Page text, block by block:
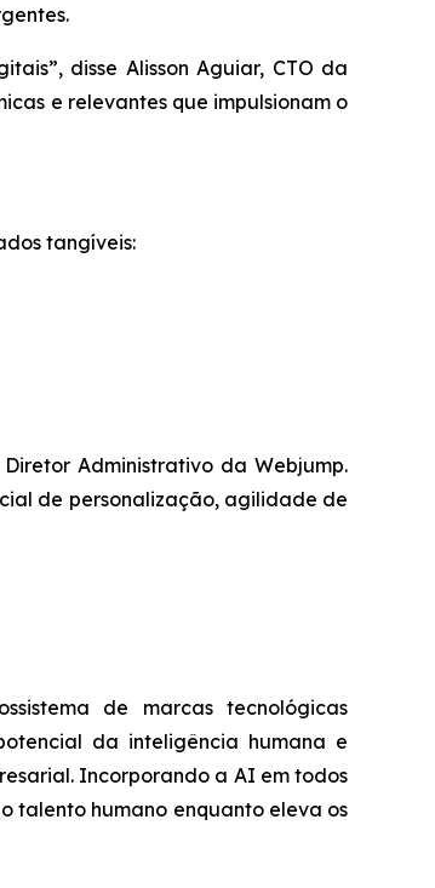
disse Alisson Aguiar, CTO da
e relevantes que impulsionam o
tangíveis:
Administrativo da Webjump.
de personalização, agilidade de
de marcas tecnológicas
da inteligência humana e
Incorporando a AI em todos
talento humano enquanto eleva os